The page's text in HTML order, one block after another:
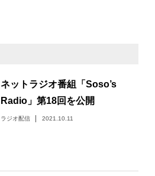
ネットラジオ番組「Soso’s
Radio」第18回を公開
ラジオ配信 2021.10.11